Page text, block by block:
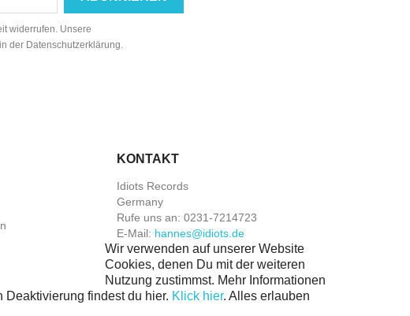
widerrufen. Unsere
der Datenschutzerklärung.
KONTAKT
Idiots Records
Germany
Rufe uns an: 0231-7214723
E-Mail: hannes@idiots.de
Wir verwenden auf unserer Website
Cookies, denen Du mit der weiteren
Nutzung zustimmst. Mehr Informationen
Deaktivierung findest du hier. Klick hier. Alles erlauben